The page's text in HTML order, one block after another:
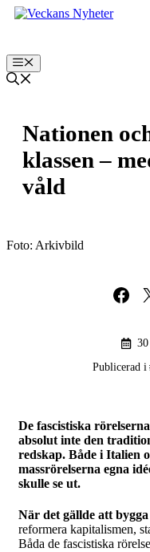
Hoppa
Meny
Nationen
klassen –
våld
Foto: Arkivbild
Dela på
Publicerad i
De fascistiska
absolut inte den
redskap. Både i Italien
massrörelserna egna
skulle se ut.
När det gällde att bygga
reformera kapitalismen,
Båda de fascistiska